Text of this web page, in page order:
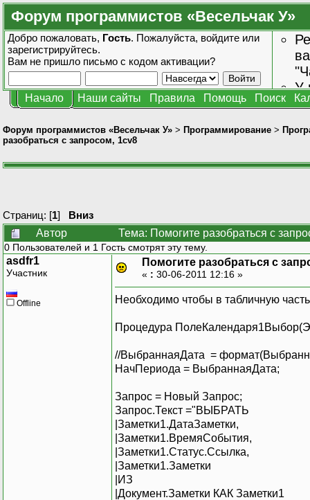
Форум программистов «Весельчак У»
Добро пожаловать, Гость. Пожалуйста, войдите или
зарегистрируйтесь.
Вам не пришло письмо с кодом активации?
У
Начало Наши сайты Правила Помощь Поиск
Форум программистов «Весельчак У» > Программирование >
разобраться с запросом, 1cv8
Страниц: [1] Вниз
Автор
Тема: Помогите разобраться с
0 Пользователей и 1 Гость смотрят эту тему.
asdfr1
Участник
Offline
Помогите разобраться с
« : 30-06-2011 12:16 »
Необходимо чтобы в табличную
Процедура
//ВыбраннаяДата =
НачПериода = ВыбраннаяДата;
Запрос = Новый Запрос;
Запрос.Текст ="ВЫБРАТЬ
|Заметки1.ДатаЗаметки,
|Заметки1.ВремяСобытия,
|Заметки1.Статус.Ссылка,
|Заметки1.Заметки
|ИЗ
|Документ.Заметки КАК Заметки1